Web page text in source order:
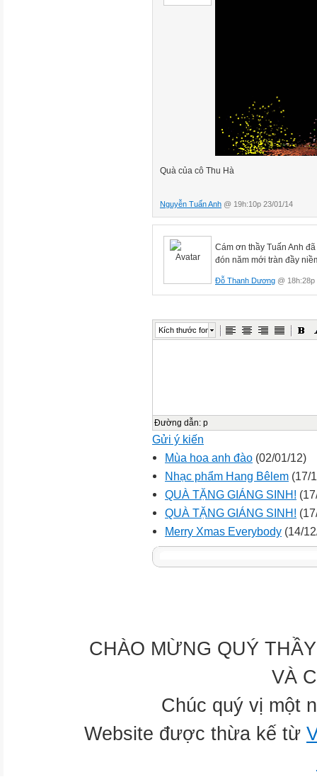
Quà của cô Thu Hà
Nguyễn Tuấn Anh @ 19h:10p 23/01/14
Cám ơn thầy Tuấn Anh
đón năm mới tràn đầy
Đỗ Thanh Dương @ 18h:28p
Kích thước font
Đường dẫn: p
Gửi ý kiến
Mùa hoa anh đào (02/01/12)
Nhạc phẩm Hang Bêlem (17/
QUÀ TẶNG GIÁNG SINH!
QUÀ TẶNG GIÁNG SINH!
Merry Xmas Everybody (14/
CHÀO MỪNG QUÝ
VÀ
Chúc quý vị một
Website được thừa kế từ